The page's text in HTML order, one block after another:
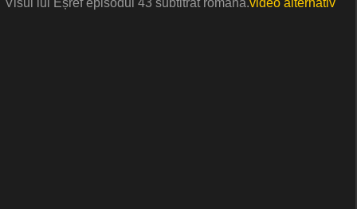
Visul lui Eșref episodul 43 subtitrat romana.video alternativ